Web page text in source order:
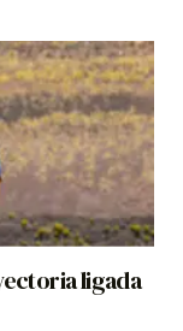
ligada